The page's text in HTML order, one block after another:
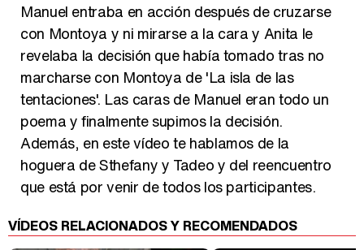
Manuel entraba en acción después de cruzarse
con Montoya y ni mirarse a la cara y Anita le
revelaba la decisión que había tomado tras no
marcharse con Montoya de 'La isla de las
tentaciones'. Las caras de Manuel eran todo un
poema y finalmente supimos la decisión.
Además, en este vídeo te hablamos de la
hoguera de Sthefany y Tadeo y del reencuentro
que está por venir de todos los participantes.
VÍDEOS RELACIONADOS Y RECOMENDADOS